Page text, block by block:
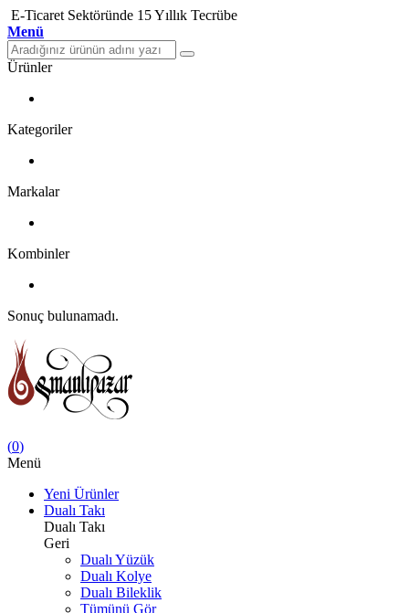
E-Ticaret Sektöründe 15 Yıllık Tecrübe
Menü
Ürünler
Kategoriler
Markalar
Kombinler
Sonuç bulunamadı.
(0)
Menü
Yeni Ürünler
Dualı Takı
Dualı Takı
Geri
Dualı Yüzük
Dualı Kolye
Dualı Bileklik
Tümünü Gör